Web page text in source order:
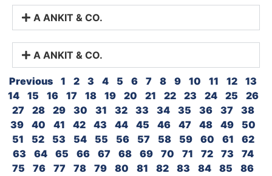
A ANKIT & CO.
A ANKIT & CO.
Previous 1 2 3 4 5 6 7 8 9 10 11 12
13
14
15 16 17 18 19 20 21 22 23 24 25
26
27
28 29 30 31 32 33 34 35 36 37
38
39
40 41 42 43 44 45 46 47 48 49
50
51
52 53 54 55 56 57 58 59 60 61
62
63
64 65 66 67 68 69 70 71 72 73
74
75
76 77 78 79 80 81 82 83 84 85
86